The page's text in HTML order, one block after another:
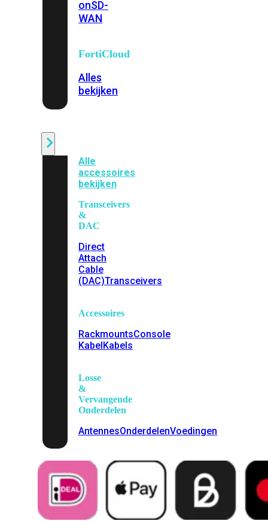
onSD-
WAN
FortiCloud
Alles
bekijken
Alle
accessoires
bekijken
Transceivers
&
DAC
Direct
Attach
Cable
(DAC)Transceivers
Accessoires
RackmountsConsole
KabelKabels
Losse
&
Vervangende
Onderdelen
AntennesOnderdelenVoedingen